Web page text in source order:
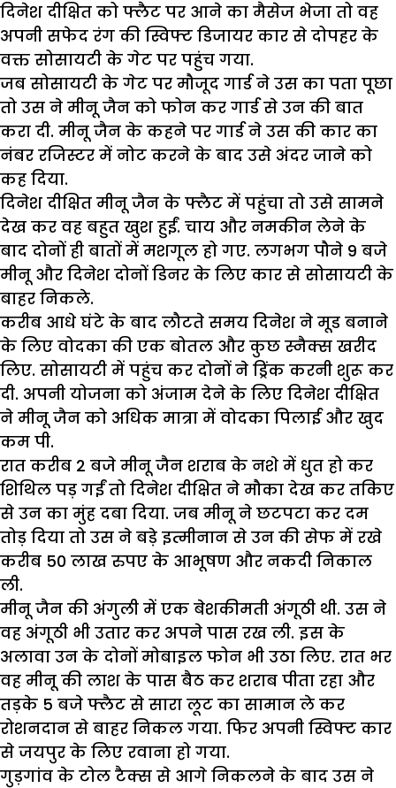
दिनेश दीक्षित को फ्लैट पर आने का मैसेज भेजा तो वह
अपनी सफेद रंग की स्विफ्ट डिजायर कार से दोपहर के
वक्त सोसायटी के गेट पर पहुंच गया.
जब सोसायटी के गेट पर मौजूद गार्ड ने उस का पता पूछा
तो उस ने मीनू जैन को फोन कर गार्ड से उन की बात
करा दी. मीनू जैन के कहने पर गार्ड ने उस की कार का
नंबर रजिस्टर में नोट करने के बाद उसे अंदर जाने को
कह दिया.
दिनेश दीक्षित मीनू जैन के फ्लैट में पहुंचा तो उसे सामने
देख कर वह बहुत खुश हुईं. चाय और नमकीन लेने के
बाद दोनों ही बातों में मशगूल हो गए. लगभग पौने 9 बजे
मीनू और दिनेश दोनों डिनर के लिए कार से सोसायटी के
बाहर निकले.
करीब आधे घंटे के बाद लौटते समय दिनेश ने मूड बनाने
के लिए वोदका की एक बोतल और कुछ स्नैक्स खरीद
लिए. सोसायटी में पहुंच कर दोनों ने ड्रिंक करनी शुरू कर
दी. अपनी योजना को अंजाम देने के लिए दिनेश दीक्षित
ने मीनू जैन को अधिक मात्रा में वोदका पिलाई और खुद
कम पी.
रात करीब 2 बजे मीनू जैन शराब के नशे में धुत हो कर
शिथिल पड़ गईं तो दिनेश दीक्षित ने मौका देख कर तकिए
से उन का मुंह दबा दिया. जब मीनू ने छटपटा कर दम
तोड़ दिया तो उस ने बड़े इत्मीनान से उन की सेफ में रखे
करीब 50 लाख रुपए के आभूषण और नकदी निकाल
ली.
मीनू जैन की अंगुली में एक बेशकीमती अंगूठी थी. उस ने
वह अंगूठी भी उतार कर अपने पास रख ली. इस के
अलावा उन के दोनों मोबाइल फोन भी उठा लिए. रात भर
वह मीनू की लाश के पास बैठ कर शराब पीता रहा और
तड़के 5 बजे फ्लैट से सारा लूट का सामान ले कर
रोशनदान से बाहर निकल गया. फिर अपनी स्विफ्ट कार
से जयपुर के लिए रवाना हो गया.
गुड़गांव के टोल टैक्स से आगे निकलने के बाद उस ने